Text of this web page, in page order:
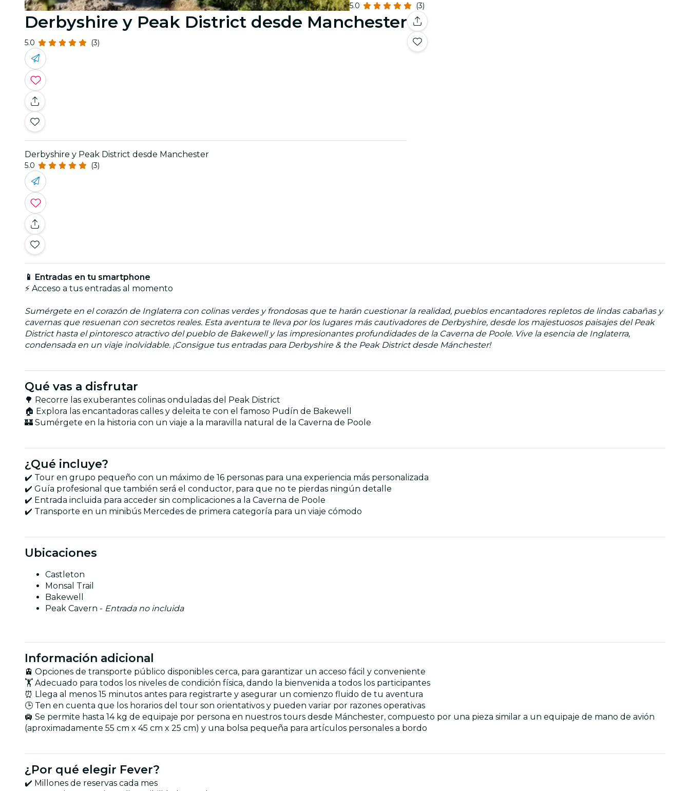
5.0 (3)
Derbyshire y Peak District desde Manchester
5.0 (3)
Derbyshire y Peak District desde Manchester
5.0 (3)
📱 Entradas en tu smartphone
⚡ Acceso a tus entradas al momento
Sumérgete en el corazón de Inglaterra con colinas verdes y frondosas que te harán cuestionar la realidad, pueblos encantadores repletos de lindas cabañas y
cavernas que resuenan con secretos reales. Esta aventura te lleva por los lugares más cautivadores de Derbyshire, desde los majestuosos paisajes del Peak
District hasta el pintoresco atractivo del pueblo de Bakewell y las impresionantes profundidades de la Caverna de Poole. Vive la esencia de Inglaterra,
condensada en un viaje inolvidable. ¡Consigue tus entradas para Derbyshire & the Peak District desde Mánchester!
Qué vas a disfrutar
🌳 Recorre las exuberantes colinas onduladas del Peak District
🏠 Explora las encantadoras calles y deleita te con el famoso Pudín de Bakewell
🏰 Sumérgete en la historia con un viaje a la maravilla natural de la Caverna de Poole
¿Qué incluye?
✔️ Tour en grupo pequeño con un máximo de 16 personas para una experiencia más personalizada
✔️ Guía profesional que también será el conductor, para que no te pierdas ningún detalle
✔️ Entrada incluida para acceder sin complicaciones a la Caverna de Poole
✔️ Transporte en un minibús Mercedes de primera categoría para un viaje cómodo
Ubicaciones
Castleton
Monsal Trail
Bakewell
Peak Cavern - Entrada no incluida
Información adicional
🚊 Opciones de transporte público disponibles cerca, para garantizar un acceso fácil y conveniente
🏋️ Adecuado para todos los niveles de condición física, dando la bienvenida a todos los participantes
⏰ Llega al menos 15 minutos antes para registrarte y asegurar un comienzo fluido de tu aventura
🕒 Ten en cuenta que los horarios del tour son orientativos y pueden variar por razones operativas
🛄 Se permite hasta 14 kg de equipaje por persona en nuestros tours desde Mánchester, compuesto por una pieza similar a un equipaje de mano de avión
(aproximadamente 55 cm x 45 cm x 25 cm) y una bolsa pequeña para artículos personales a bordo
¿Por qué elegir Fever?
✔️ Millones de reservas cada mes